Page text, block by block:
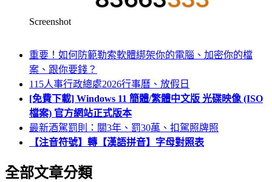
Screenshot
重要！如何防範勒索軟體綁架你的電腦、加密你的檔
案、跟你要錢？
115人事行政總處2026行事曆、放假日
[免費下載] Windows 11 簡體/繁體中文版 光碟映像 (ISO
檔案) 官方網站正式版本
最新酒駕罰則：關3年、罰30萬、扣駕照牌照
【注音符號】轉【漢語拼音】字母對照表
全部文章分類